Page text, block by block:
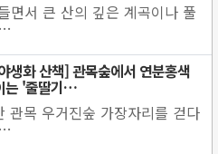
면서 큰 산의 깊은 계곡이나 풀
생화 산책] 관목숲에서 연분홍색
는 '줄딸기…
관목 우거진숲 가장자리를 걷다